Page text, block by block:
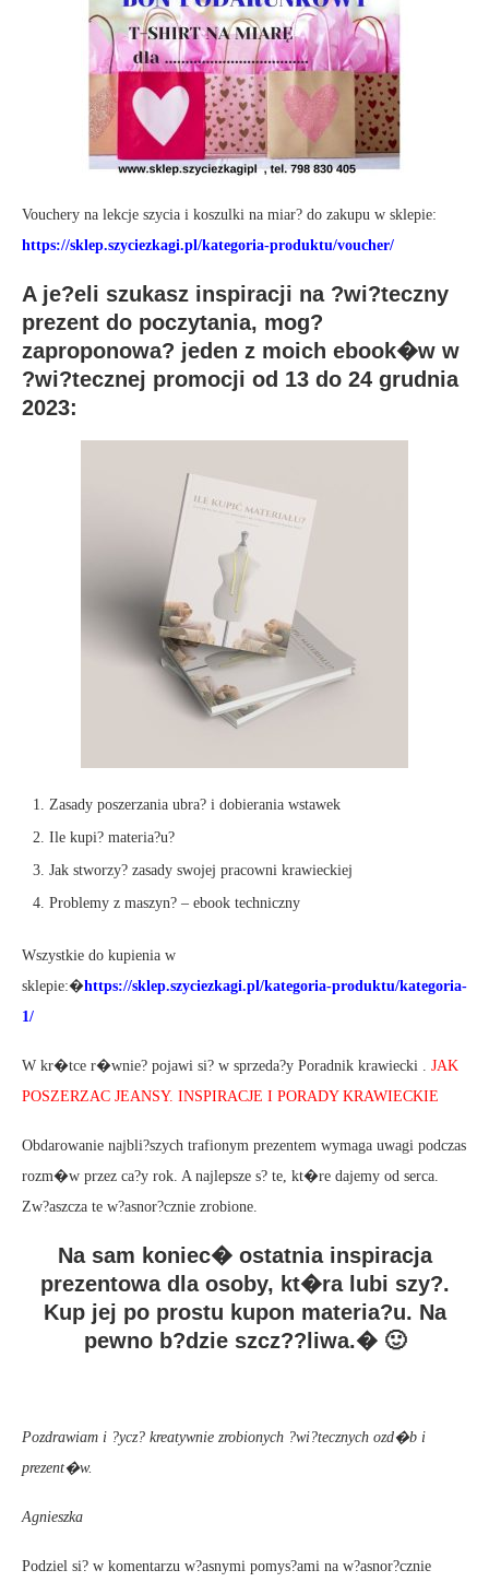
Vouchery na lekcje szycia i koszulki na miar? do zakupu w sklepie:
https://sklep.szyciezkagi.pl/kategoria-produktu/voucher/
A je?eli szukasz inspiracji na ?wi?teczny
prezent do poczytania, mog?
zaproponowa? jeden z moich ebook�w w
?wi?tecznej promocji od 13 do 24 grudnia
2023:
Zasady poszerzania ubra? i dobierania wstawek
Ile kupi? materia?u?
Jak stworzy? zasady swojej pracowni krawieckiej
Problemy z maszyn? – ebook techniczny
Wszystkie do kupienia w
sklepie:�https://sklep.szyciezkagi.pl/kategoria-produktu/kategoria-
1/
W kr�tce r�wnie? pojawi si? w sprzeda?y Poradnik krawiecki . JAK
POSZERZAC JEANSY. INSPIRACJE I PORADY KRAWIECKIE
Obdarowanie najbli?szych trafionym prezentem wymaga uwagi podczas
rozm�w przez ca?y rok. A najlepsze s? te, kt�re dajemy od serca.
Zw?aszcza te w?asnor?cznie zrobione.
Na sam koniec� ostatnia inspiracja
prezentowa dla osoby, kt�ra lubi szy?.
Kup jej po prostu kupon materia?u. Na
pewno b?dzie szcz??liwa.� 🙂
Pozdrawiam i ?ycz? kreatywnie zrobionych ?wi?tecznych ozd�b i
prezent�w.
Agnieszka
Podziel si? w komentarzu w?asnymi pomys?ami na w?asnor?cznie